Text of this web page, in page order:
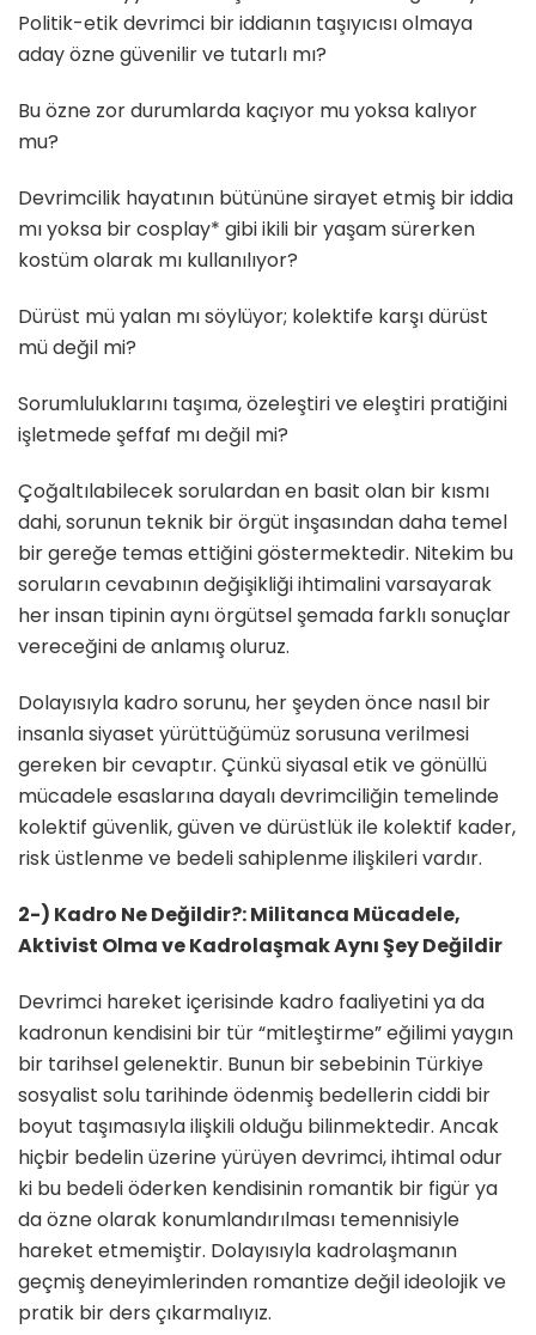
Politik-etik devrimci bir iddianın taşıyıcısı olmaya
aday özne güvenilir ve tutarlı mı?
Bu özne zor durumlarda kaçıyor mu yoksa kalıyor
mu?
Devrimcilik hayatının bütününe sirayet etmiş bir iddia
mı yoksa bir cosplay* gibi ikili bir yaşam sürerken
kostüm olarak mı kullanılıyor?
Dürüst mü yalan mı söylüyor; kolektife karşı dürüst
mü değil mi?
Sorumluluklarını taşıma, özeleştiri ve eleştiri pratiğini
işletmede şeffaf mı değil mi?
Çoğaltılabilecek sorulardan en basit olan bir kısmı
dahi, sorunun teknik bir örgüt inşasından daha temel
bir gereğe temas ettiğini göstermektedir. Nitekim bu
soruların cevabının değişikliği ihtimalini varsayarak
her insan tipinin aynı örgütsel şemada farklı sonuçlar
vereceğini de anlamış oluruz.
Dolayısıyla kadro sorunu, her şeyden önce nasıl bir
insanla siyaset yürüttüğümüz sorusuna verilmesi
gereken bir cevaptır. Çünkü siyasal etik ve gönüllü
mücadele esaslarına dayalı devrimciliğin temelinde
kolektif güvenlik, güven ve dürüstlük ile kolektif kader,
risk üstlenme ve bedeli sahiplenme ilişkileri vardır.
2-) Kadro Ne Değildir?: Militanca Mücadele,
Aktivist Olma ve Kadrolaşmak Aynı Şey Değildir
Devrimci hareket içerisinde kadro faaliyetini ya da
kadronun kendisini bir tür “mitleştirme” eğilimi yaygın
bir tarihsel gelenektir. Bunun bir sebebinin Türkiye
sosyalist solu tarihinde ödenmiş bedellerin ciddi bir
boyut taşımasıyla ilişkili olduğu bilinmektedir. Ancak
hiçbir bedelin üzerine yürüyen devrimci, ihtimal odur
ki bu bedeli öderken kendisinin romantik bir figür ya
da özne olarak konumlandırılması temennisiyle
hareket etmemiştir. Dolayısıyla kadrolaşmanın
geçmiş deneyimlerinden romantize değil ideolojik ve
pratik bir ders çıkarmalıyız.